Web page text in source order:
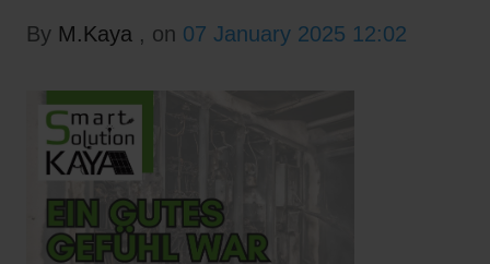
By M.Kaya , on 07 January 2025 12:02